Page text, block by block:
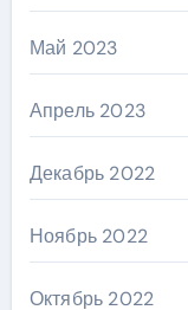
Май 2023
Апрель 2023
Декабрь 2022
Ноябрь 2022
Октябрь 2022